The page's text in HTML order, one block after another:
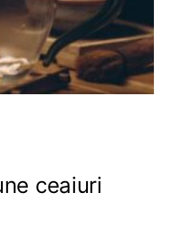
ceaiuri